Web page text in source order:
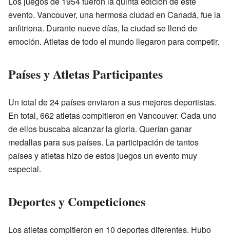
evento. Vancouver, una hermosa ciudad en Canadá, fue la
anfitriona. Durante nueve días, la ciudad se llenó de
emoción. Atletas de todo el mundo llegaron para competir.
Países y Atletas Participantes
Un total de 24 países enviaron a sus mejores deportistas.
En total, 662 atletas compitieron en Vancouver. Cada uno
de ellos buscaba alcanzar la gloria. Querían ganar
medallas para sus países. La participación de tantos
países y atletas hizo de estos juegos un evento muy
especial.
Deportes y Competiciones
Los atletas compitieron en 10 deportes diferentes. Hubo